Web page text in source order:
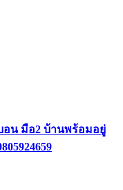
อน มือ2 บ้านพร้อมอยู่